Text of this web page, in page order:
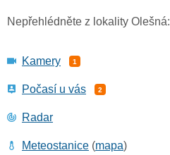
Nepřehlédněte z lokality Olešná:
Kamery 1
Počasí u vás 2
Radar
Meteostanice (mapa)